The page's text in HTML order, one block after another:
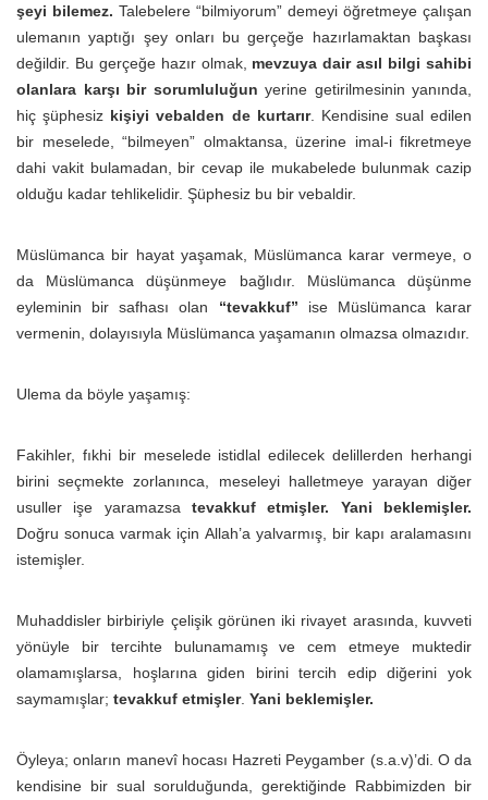
şeyi bilemez. Talebelere “bilmiyorum” demeyi öğretmeye çalışan
ulemanın yaptığı şey onları bu gerçeğe hazırlamaktan başkası
değildir. Bu gerçeğe hazır olmak, mevzuya dair asıl bilgi sahibi
olanlara karşı bir sorumluluğun yerine getirilmesinin yanında,
hiç şüphesiz kişiyi vebalden de kurtarır. Kendisine sual edilen
bir meselede, “bilmeyen” olmaktansa, üzerine imal-i fikretmeye
dahi vakit bulamadan, bir cevap ile mukabelede bulunmak cazip
olduğu kadar tehlikelidir. Şüphesiz bu bir vebaldir.
Müslümanca bir hayat yaşamak, Müslümanca karar vermeye, o
da Müslümanca düşünmeye bağlıdır. Müslümanca düşünme
eyleminin bir safhası olan “tevakkuf” ise Müslümanca karar
vermenin, dolayısıyla Müslümanca yaşamanın olmazsa olmazıdır.
Ulema da böyle yaşamış:
Fakihler, fıkhi bir meselede istidlal edilecek delillerden herhangi
birini seçmekte zorlanınca, meseleyi halletmeye yarayan diğer
usuller işe yaramazsa tevakkuf etmişler.
Yani beklemişler.
Doğru sonuca varmak için Allah’a yalvarmış, bir kapı aralamasını
istemişler.
Muhaddisler birbiriyle çelişik görünen iki rivayet arasında, kuvveti
yönüyle bir tercihte bulunamamış ve cem etmeye muktedir
olamamışlarsa, hoşlarına giden birini tercih edip diğerini yok
saymamışlar; tevakkuf etmişler. Yani beklemişler.
Öyleya; onların manevî hocası Hazreti Peygamber (s.a.v)’di. O da
kendisine bir sual sorulduğunda, gerektiğinde Rabbimizden bir